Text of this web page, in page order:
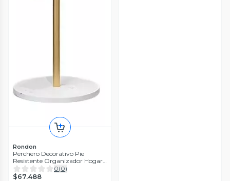
Rondon
Perchero Decorativo Pie
Resistente Organizador Hogar
Jhn
0(0)
$67.488